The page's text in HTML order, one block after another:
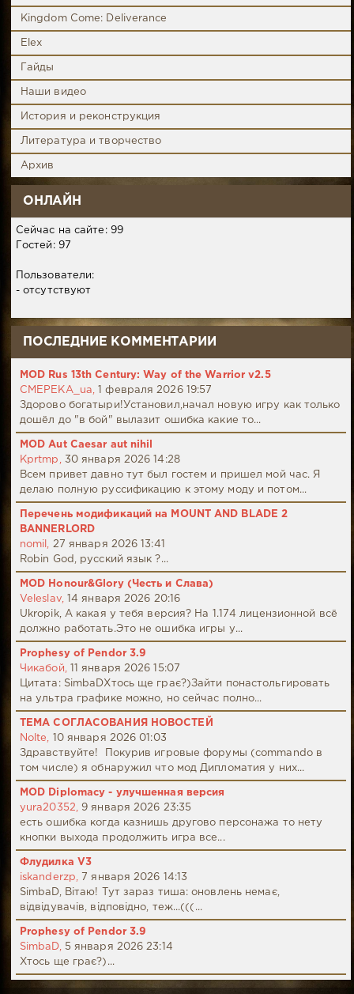
Kingdom Come: Deliverance
Elex
Гайды
Наши видео
История и реконструкция
Литература и творчество
Архив
ОНЛАЙН
Сейчас на сайте: 99
Гостей: 97
Пользователи:
- отсутствуют
ПОСЛЕДНИЕ КОММЕНТАРИИ
MOD Rus 13th Century: Way of the Warrior v2.5
CMEPEKA_ua,
1 февраля 2026 19:57
Здорово богатыри!Установил,начал новую игру как только
дошёл до "в бой" вылазит ошибка какие то...
MOD Aut Caesar aut nihil
Kprtmp, 30 января 2026 14:28
Всем привет давно тут был гостем и пришел мой час. Я
делаю полную руссификацию к этому моду и потом...
Перечень модификаций на MOUNT AND BLADE 2
BANNERLORD
nomil, 27 января 2026 13:41
Robin God, русский язык ?...
MOD Honour&Glory (Честь и Слава)
Veleslav,
14 января 2026 20:16
Ukropik, А какая у тебя версия? На 1.174 лицензионной всё
должно работать.Это не ошибка игры у...
Prophesy of Pendor 3.9
Чикабой,
11 января 2026 15:07
Цитата: SimbaDХтось ще грає?)Зайти понастольгировать
на ультра графике можно, но сейчас полно...
ТЕМА СОГЛАСОВАНИЯ НОВОСТЕЙ
Nolte,
10 января 2026 01:03
Здравствуйте! Покурив игровые форумы (commando в
том числе) я обнаружил что мод Дипломатия у них...
MOD Diplomacy - улучшенная версия
yura20352, 9 января 2026 23:35
есть ошибка когда казнишь другово персонажа то нету
кнопки выхода продолжить игра все...
Флудилка V3
iskanderzp, 7 января 2026 14:13
SimbaD, Вітаю! Тут зараз тиша: оновлень немає,
відвідувачів, відповідно, теж...(((...
Prophesy of Pendor 3.9
SimbaD, 5 января 2026 23:14
Хтось ще грає?)...